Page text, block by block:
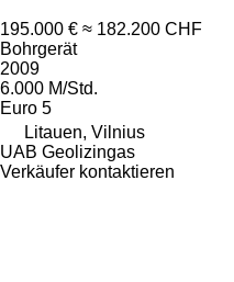
195.000 € ≈ 182.200 CHF
Bohrgerät
2009
6.000 M/Std.
Euro 5
Litauen, Vilnius
UAB Geolizingas
Verkäufer kontaktieren